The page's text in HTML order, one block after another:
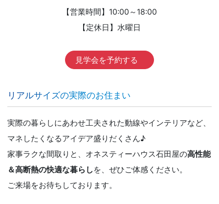
【営業時間】10:00～18:00
【定休日】水曜日
見学会を予約する
リアルサイズの実際のお住まい
実際の暮らしにあわせ工夫された動線やインテリアなど、
マネしたくなるアイデア盛りだくさん♪
家事ラクな間取りと、オネスティーハウス石田屋の高性能
＆高断熱の快適な暮らし を、ぜひご体感ください。
ご来場をお待ちしております。